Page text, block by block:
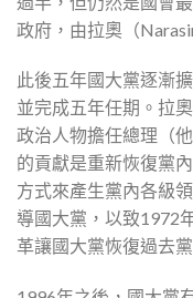
政府，由拉奧（
此後五年國大黨逐漸
並完成五年任期。拉
政治人物擔任總理（
的貢獻是重新恢復黨
方式來產生黨內各級
導國大黨，以致1972
革讓國大黨恢復過去